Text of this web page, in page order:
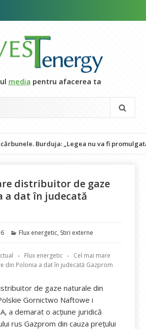
media pentru afacerea ta
Burduja: „Legea nu va fi promulgată și
distribuitor de gaze
a dat în judecată
Categorii
Flux energetic, Stiri externe
Flux energetic
Cel mai mare
din Polonia a dat în judecată Gazprom
de gaze naturale din
Gornictwo Naftowe i
a demarat o acțiune juridică
rus Gazprom din cauza prețului